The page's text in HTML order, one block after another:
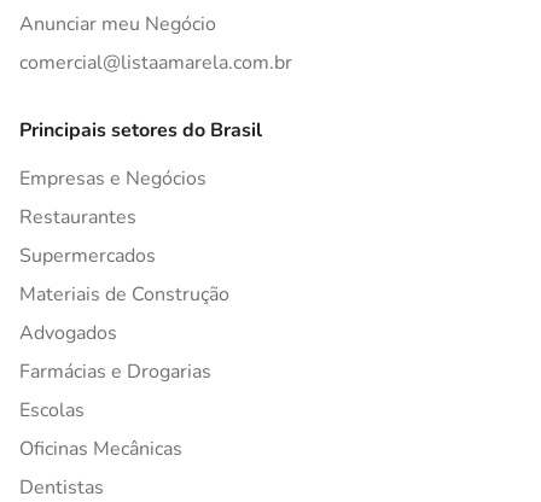
Anunciar meu Negócio
comercial@listaamarela.com.br
Principais setores do Brasil
Empresas e Negócios
Restaurantes
Supermercados
Materiais de Construção
Advogados
Farmácias e Drogarias
Escolas
Oficinas Mecânicas
Dentistas